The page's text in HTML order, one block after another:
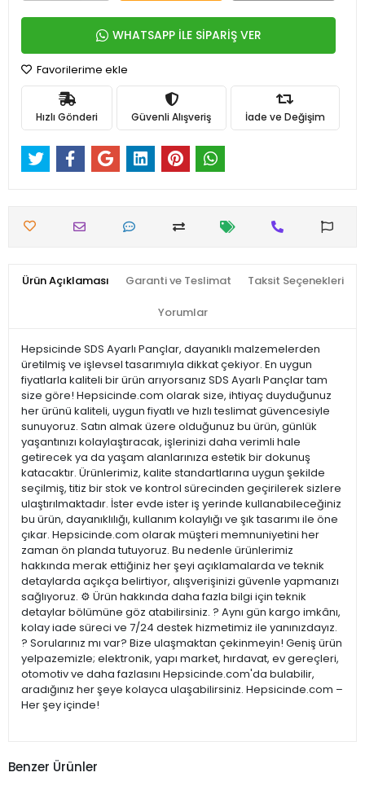
WHATSAPP İLE SİPARİŞ VER
Favorilerime ekle
Hızlı Gönderi Güvenli Alışveriş İade ve Değişim
Ürün Açıklaması Garanti ve Teslimat Taksit Seçenekleri
Yorumlar
Hepsicinde SDS Ayarlı Pançlar, dayanıklı malzemelerden
üretilmiş ve işlevsel tasarımıyla dikkat çekiyor. En uygun
fiyatlarla kaliteli bir ürün arıyorsanız SDS Ayarlı Pançlar tam
size göre! Hepsicinde.com olarak size, ihtiyaç duyduğunuz
her ürünü kaliteli, uygun fiyatlı ve hızlı teslimat güvencesiyle
sunuyoruz. Satın almak üzere olduğunuz bu ürün, günlük
yaşantınızı kolaylaştıracak, işlerinizi daha verimli hale
getirecek ya da yaşam alanlarınıza estetik bir dokunuş
katacaktır. Ürünlerimiz, kalite standartlarına uygun şekilde
seçilmiş, titiz bir stok ve kontrol sürecinden geçirilerek sizlere
ulaştırılmaktadır. İster evde ister iş yerinde kullanabileceğiniz
bu ürün, dayanıklılığı, kullanım kolaylığı ve şık tasarımı ile öne
çıkar. Hepsicinde.com olarak müşteri memnuniyetini her
zaman ön planda tutuyoruz. Bu nedenle ürünlerimiz
hakkında merak ettiğiniz her şeyi açıklamalarda ve teknik
detaylarda açıkça belirtiyor, alışverişinizi güvenle yapmanızı
sağlıyoruz. ⚙️ Ürün hakkında daha fazla bilgi için teknik
detaylar bölümüne göz atabilirsiniz. ? Aynı gün kargo imkânı,
kolay iade süreci ve 7/24 destek hizmetimiz ile yanınızdayız.
? Sorularınız mı var? Bize ulaşmaktan çekinmeyin! Geniş ürün
yelpazemizle; elektronik, yapı market, hırdavat, ev gereçleri,
otomotiv ve daha fazlasını Hepsicinde.com'da bulabilir,
aradığınız her şeye kolayca ulaşabilirsiniz. Hepsicinde.com –
Her şey içinde!
Benzer Ürünler